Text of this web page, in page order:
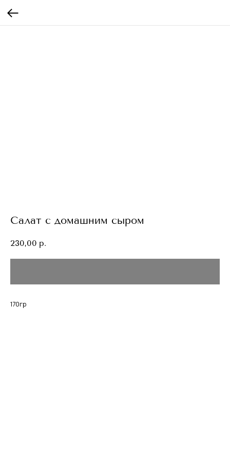
Салат с домашним сыром
230,00 р.
170гр